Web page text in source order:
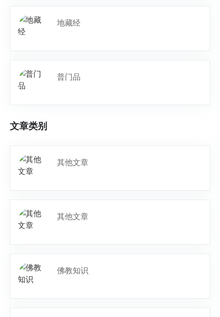
地藏经
普门品
文章类别
其他文章
其他文章
佛教知识